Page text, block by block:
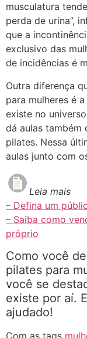
musculatura
perda de urina”,
que a
exclusivo das
de incidências é
Outra diferença
para mulheres é
existe no
dá aulas também
pilates. Nessa
aulas junto com
Leia mais
– Defina um
– Saiba como
próprio
Como você
pilates para
você se
existe por aí.
ajudado!